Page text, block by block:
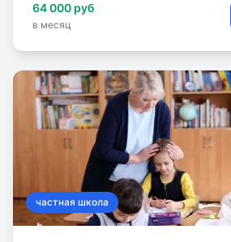
радует любителей старины и
непосредственной близости от
выпускникам реализовываться в
выбранных областей.
64 000 руб
в месяц
частная школа